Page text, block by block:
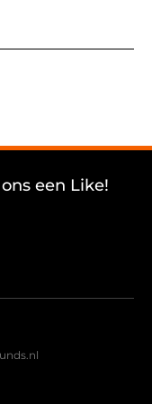
een Like!